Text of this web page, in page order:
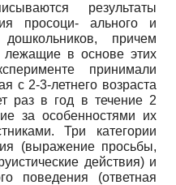
результаты
просоци- ального и
дошкольников, причем
лежащие в основе этих
принимали
с 2-3-летнего возраста
раз в год в течение 2
за особенностями их
Три категории
(выражение просьбы,
действия) и
поведения (ответная